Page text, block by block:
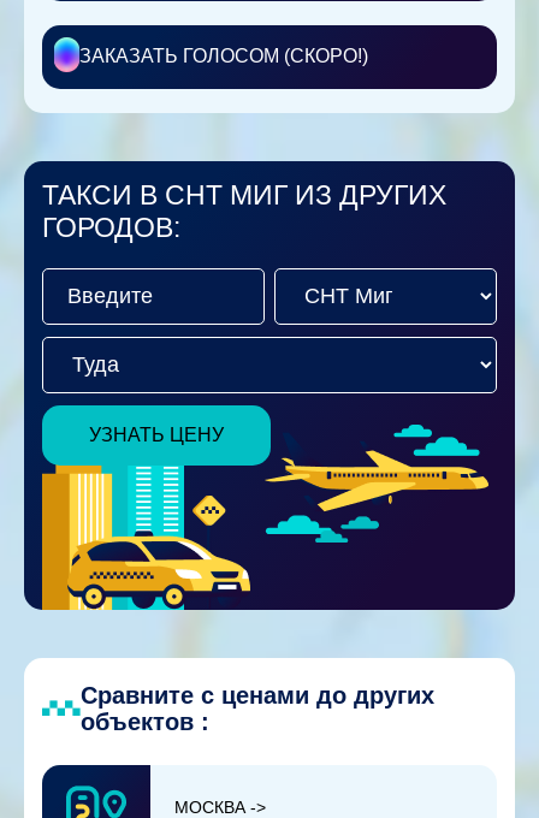
ЗАКАЗАТЬ ГОЛОСОМ (СКОРО!)
ТАКСИ В СНТ МИГ ИЗ ДРУГИХ
ГОРОДОВ:
УЗНАТЬ ЦЕНУ
Сравните с ценами до других
объектов :
МОСКВА ->